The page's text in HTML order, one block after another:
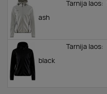
ash
Tarnija laos:
black
Tarnija laos: